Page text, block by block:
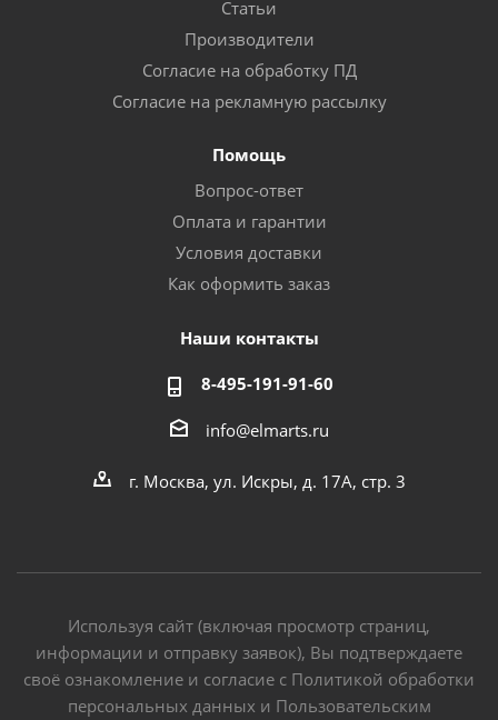
Статьи
Производители
Согласие на обработку ПД
Согласие на рекламную рассылку
Помощь
Вопрос-ответ
Оплата и гарантии
Условия доставки
Как оформить заказ
Наши контакты
8-495-191-91-60
info@elmarts.ru
г. Москва, ул. Искры, д. 17А, стр. 3
Используя сайт (включая просмотр страниц,
информации и отправку заявок), Вы подтверждаете
своё ознакомление и согласие с Политикой обработки
персональных данных и Пользовательским